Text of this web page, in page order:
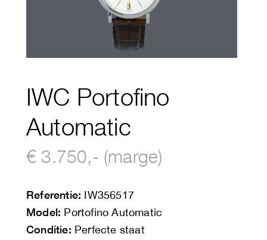
IWC Portofino
Automatic
€ 3.750,- (marge)
Referentie: IW356517
Model: Portofino Automatic
Conditie: Perfecte staat